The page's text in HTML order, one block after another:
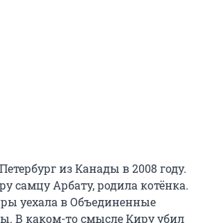
из Канады в 2008 году.
самцу Арбату, родила котёнка.
уехала в Объединенные
В каком-то смысле Киру убил